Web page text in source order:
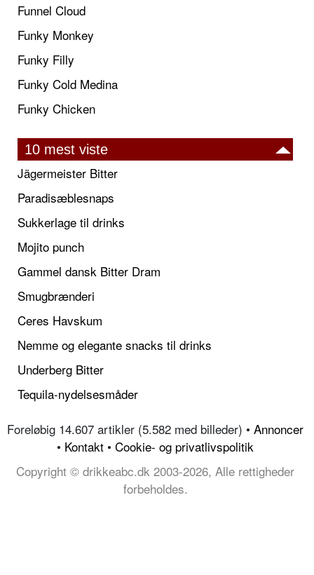
Funnel Cloud
Funky Monkey
Funky Filly
Funky Cold Medina
Funky Chicken
10 mest viste
Jägermeister Bitter
Paradisæblesnaps
Sukkerlage til drinks
Mojito punch
Gammel dansk Bitter Dram
Smugbrænderi
Ceres Havskum
Nemme og elegante snacks til drinks
Underberg Bitter
Tequila-nydelsesmåder
Foreløbig 14.607 artikler (5.582 med billeder) • Annoncer
• Kontakt • Cookie- og privatlivspolitik
Copyright © drikkeabc.dk 2003-2026, Alle rettigheder
forbeholdes.